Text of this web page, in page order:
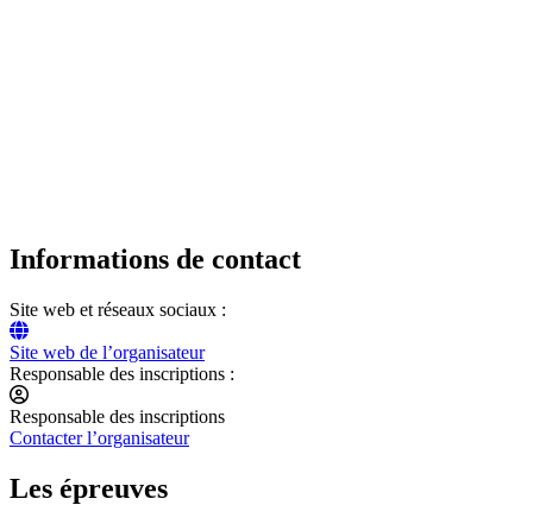
Informations de contact
Site web et réseaux sociaux :
Site web de l’organisateur
Responsable des inscriptions :
Responsable des inscriptions
Contacter l’organisateur
Les épreuves